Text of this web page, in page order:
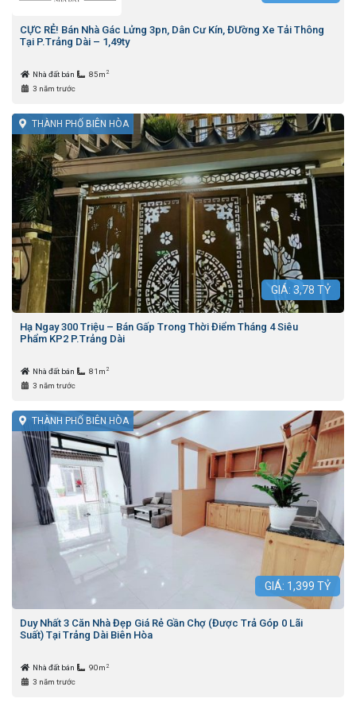
CỰC RẺ! Bán Nhà Gác Lửng 3pn, Dân Cư Kín, ĐƯờng Xe Tải Thông
Tại P.Trảng Dài – 1,49ty
Nhà đất bán 85m 2
3 năm trước
THÀNH PHỐ BIÊN HÒA
GIÁ: 3,78 TỶ
Hạ Ngay 300 Triệu – Bán Gấp Trong Thời Điểm Tháng 4 Siêu
Phẩm KP2 P.Trảng Dài
Nhà đất bán 81m 2
3 năm trước
THÀNH PHỐ BIÊN HÒA
GIÁ: 1,399 TỶ
Duy Nhất 3 Căn Nhà Đẹp Giá Rẻ Gần Chợ (Được Trả Góp 0 Lãi
Suất) Tại Trảng Dài Biên Hòa
Nhà đất bán 90m 2
3 năm trước